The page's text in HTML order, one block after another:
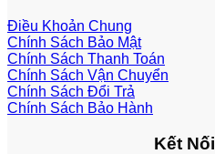
Điều Khoản Chung
Chính Sách Bảo Mật
Chính Sách Thanh Toán
Chính Sách Vận Chuyển
Chính Sách Đổi Trả
Chính Sách Bảo Hành
Kết Nối